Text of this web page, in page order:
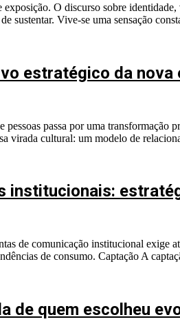
O discurso sobre
sustentar. Vive-se uma sensação
estratégico da nova
passa por uma
virada cultural: um modelo de
de comunicação institucional exige
de consumo. Captação A
de quem escolheu